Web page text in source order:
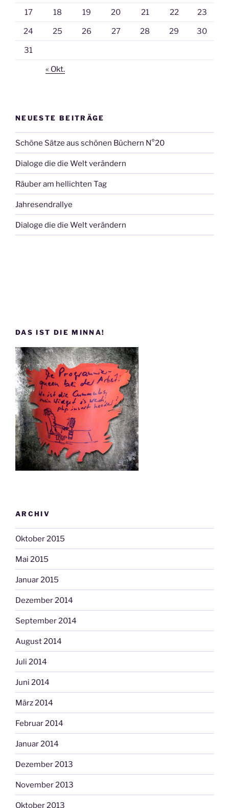
17 18 19 20 21 22 23
24 25 26 27 28 29 30
31
« Okt.
NEUESTE BEITRÄGE
Schöne Sätze aus schönen Büchern N°20
Dialoge die die Welt verändern
Räuber am hellichten Tag
Jahresendrallye
Dialoge die die Welt verändern
DAS IST DIE MINNA!
ARCHIV
Oktober 2015
Mai 2015
Januar 2015
Dezember 2014
September 2014
August 2014
Juli 2014
Juni 2014
März 2014
Februar 2014
Januar 2014
Dezember 2013
November 2013
Oktober 2013